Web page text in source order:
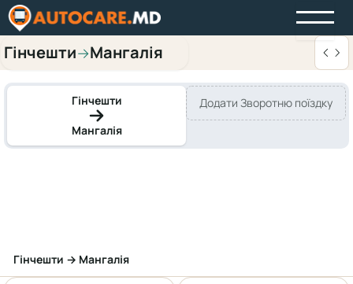
Гінчешти→Мангалія
Гінчешти
Мангалія
Додати Зворотню поїздку
Гінчешти → Мангалія